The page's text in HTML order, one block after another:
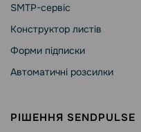
SMTP-сервіс
Конструктор листів
Форми підписки
Автоматичні розсилки
РІШЕННЯ SENDPULSE